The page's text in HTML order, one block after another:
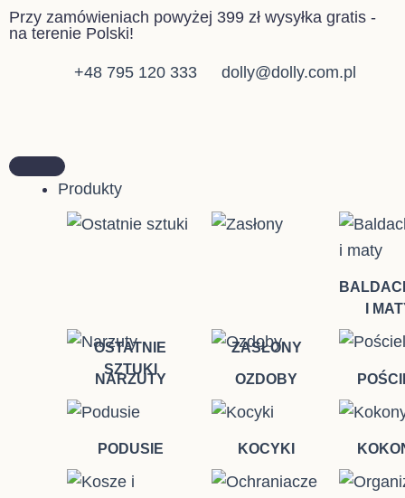
Przejdź
do
Przy zamówieniach powyżej 399 zł wysyłka gratis -
na terenie Polski!
+48 795 120 333 dolly@dolly.com.pl
Produkty
OSTATNIE
SZTUKI
ZASŁONY
I
NARZUTY OZDOBY
PODUSIE KOCYKI